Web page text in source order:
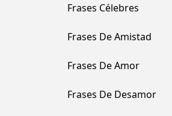
Frases Célebres
Frases De Amistad
Frases De Amor
Frases De Desamor